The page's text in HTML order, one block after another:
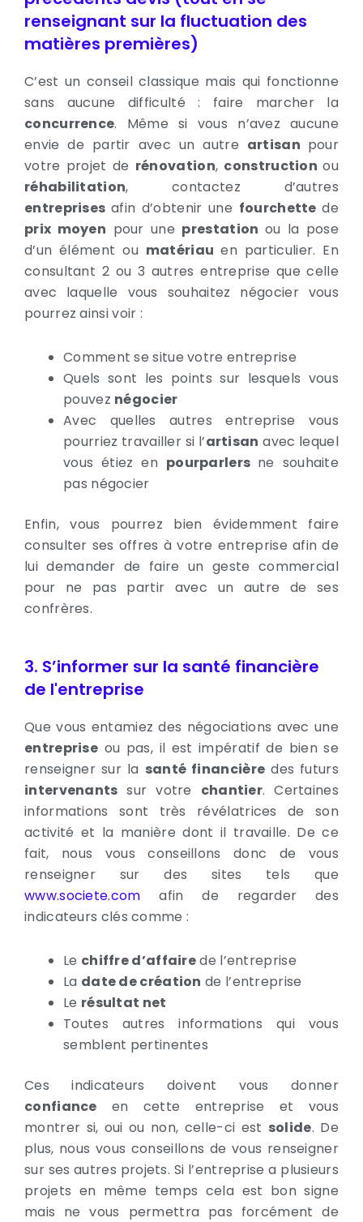
renseignant sur la fluctuation des
matières premières)
C’est un conseil classique mais qui fonctionne
sans aucune difficulté : faire marcher la
concurrence. Même si vous n’avez aucune
envie de partir avec un autre artisan pour
votre projet de rénovation, constructionou
réhabilitation, contactez d’autres
entreprises afin d’obtenir une fourchettede
prix moyen pour une prestation ou la pose
d’un élément ou matériauen particulier. En
consultant 2 ou 3 autres entreprise que celle
avec laquelle vous souhaitez négocier vous
pourrez ainsi voir :
Comment se situe votre entreprise
Quels sont les points sur lesquels vous
pouvez négocier
Avec quelles autres entreprise vous
pourriez travailler si l’artisan avec lequel
vous étiez en pourparlers ne souhaite
pas négocier
Enfin, vous pourrez bien évidemment faire
consulter ses offres à votre entreprise afin de
lui demander de faire un geste commercial
pour ne pas partir avec un autre de ses
confrères.
3. S’informer sur la santé financière
de l'entreprise
Que vous entamiez des négociations avec une
entreprise ou pas, il est impératif de bien se
renseigner sur la santé financière des futurs
intervenants sur votre chantier. Certaines
informations sont très révélatrices de son
activité et la manière dont il travaille. De ce
fait, nous vous conseillons donc de vous
renseigner sur des sites tels que
www.societe.com afin de regarder des
indicateurs clés comme :
Le chiffre d’affairede l’entreprise
La date de création de l’entreprise
Le résultat net
Toutes autres informations qui vous
semblent pertinentes
Ces indicateurs doivent vous donner
confiance en cette entreprise et vous
montrer si, oui ou non, celle-ci est solide. De
plus, nous vous conseillons de vous renseigner
sur ses autres projets. Si l’entreprise a plusieurs
projets en même temps cela est bon signe
mais ne vous permettra pas forcément de